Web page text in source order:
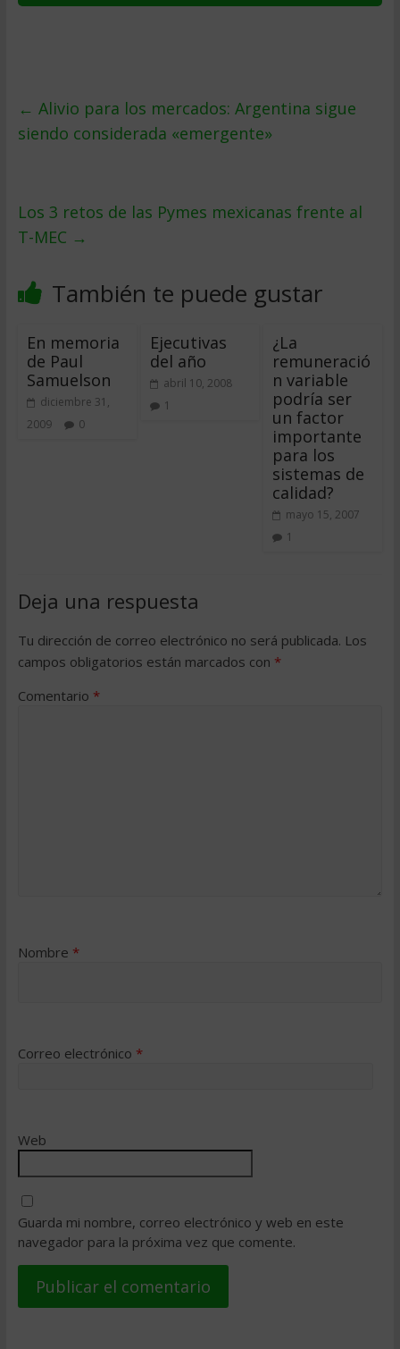
← Alivio para los mercados: Argentina sigue
siendo considerada «emergente»
Los 3 retos de las Pymes mexicanas frente al
T-MEC →
También te puede gustar
En memoria
de Paul
Samuelson
diciembre 31,
2009
0
Ejecutivas
del año
abril 10, 2008
1
¿La
remuneració
n variable
podría ser
un factor
importante
para los
sistemas de
calidad?
mayo 15, 2007
1
Deja una respuesta
Tu dirección de correo electrónico no será publicada. Los
campos obligatorios están marcados con *
Comentario *
Nombre *
Correo electrónico *
Web
Guarda mi nombre, correo electrónico y web en este
navegador para la próxima vez que comente.